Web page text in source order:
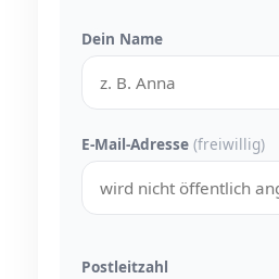
Dein Name
E-Mail-Adresse (freiwillig)
Postleitzahl